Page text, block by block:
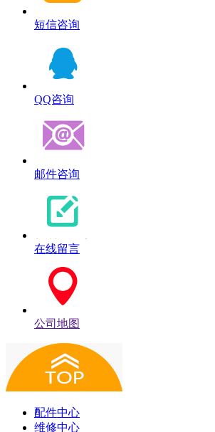
短信咨询
QQ咨询
邮件咨询
在线留言
公司地图
配件中心
维修中心